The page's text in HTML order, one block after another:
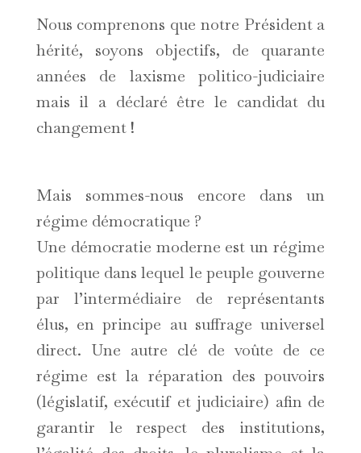
Nous comprenons que notre Président a
hérité, soyons objectifs, de quarante
années de laxisme politico-judiciaire
mais il a déclaré être le candidat du
changement !
Mais sommes-nous encore dans un
régime démocratique ?
Une démocratie moderne est un régime
politique dans lequel le peuple gouverne
par l’intermédiaire de représentants
élus, en principe au suffrage universel
direct. Une autre clé de voûte de ce
régime est la réparation des pouvoirs
(législatif, exécutif et judiciaire) afin de
garantir le respect des institutions,